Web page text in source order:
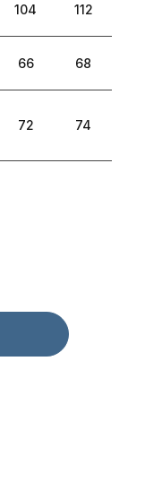
104 112
66 68
72 74